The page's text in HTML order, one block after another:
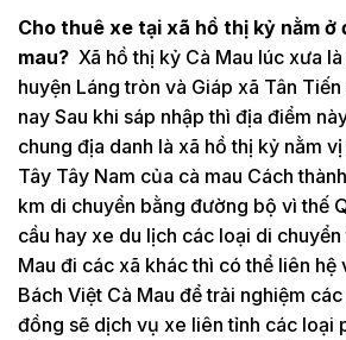
Cho thuê xe tại xã hồ thị kỷ nằm ở
mau? Xã hồ thị kỷ Cà Mau lúc xưa
huyện Láng tròn và Giáp xã Tân Tiến
nay Sau khi sáp nhập thì địa điểm
chung địa danh là xã hồ thị kỷ nằm
Tây Tây Nam của cà mau Cách
km di chuyển bằng đường bộ vì thế
cầu hay xe du lịch các loại di
Mau đi các xã khác thì có thể liên hệ
Bách Việt Cà Mau để trải nghiệm
đồng sẽ dịch vụ xe liên tỉnh các loại